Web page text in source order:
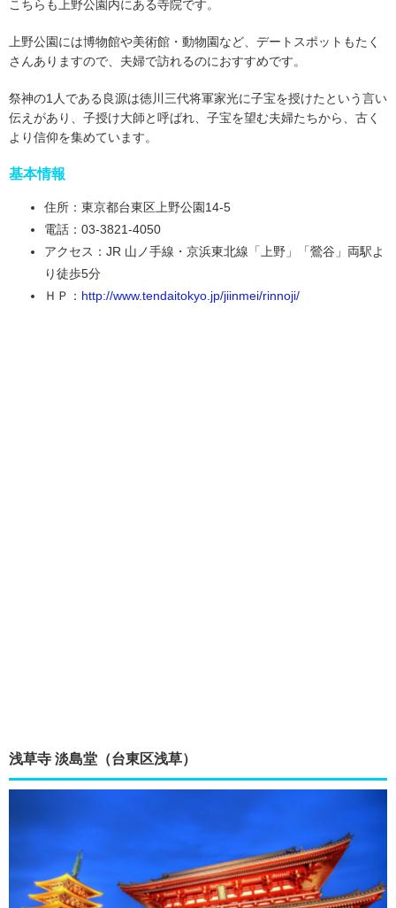
こちらも上野公園内にある寺院です。
上野公園には博物館や美術館・動物園など、デートスポットもたく
さんありますので、夫婦で訪れるのにおすすめです。
祭神の1人である良源は徳川三代将軍家光に子宝を授けたという言い
伝えがあり、子授け大師と呼ばれ、子宝を望む夫婦たちから、古く
より信仰を集めています。
基本情報
住所：東京都台東区上野公園14-5
電話：03-3821-4050
アクセス：JR 山ノ手線・京浜東北線「上野」「鶯谷」両駅よ
り徒歩5分
ＨＰ： http://www.tendaitokyo.jp/jiinmei/rinnoji/
浅草寺 淡島堂（台東区浅草）